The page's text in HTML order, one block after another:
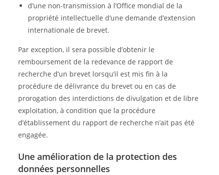
d’une non-transmission à l’Office mondial de la
propriété intellectuelle d’une demande d’extension
internationale de brevet.
Par exception, il sera possible d’obtenir le
remboursement de la redevance de rapport de
recherche d’un brevet lorsqu’il est mis fin à la
procédure de délivrance du brevet ou en cas de
prorogation des interdictions de divulgation et de libre
exploitation, à condition que la procédure
d’établissement du rapport de recherche n’ait pas été
engagée.
Une amélioration de la protection des
données personnelles